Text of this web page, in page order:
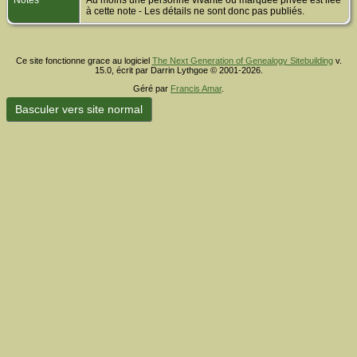
à cette note - Les détails ne sont donc pas publiés.
Ce site fonctionne grace au logiciel The Next Generation of Genealogy Sitebuildingv.
15.0, écrit par Darrin Lythgoe © 2001-2026.
Géré par Francis Amar.
Basculer vers site normal